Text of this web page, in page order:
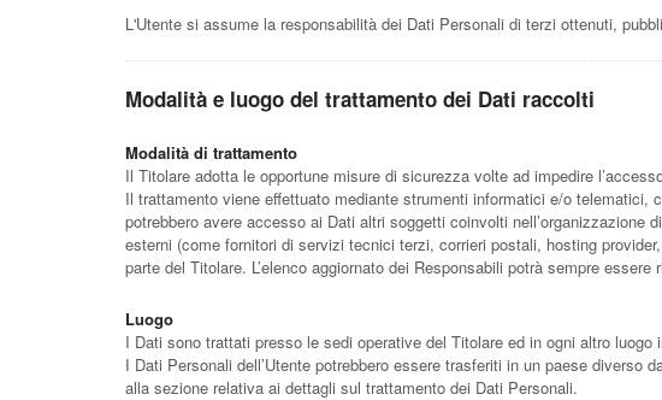
L'Utente si assume la responsabilità dei Dati Personali di terzi ottenuti,
Modalità e luogo del trattamento dei Dati raccolti
Modalità di trattamento
Il Titolare adotta le opportune misure di sicurezza volte ad impedire
Il trattamento viene effettuato mediante strumenti informatici e/o
potrebbero avere accesso ai Dati altri soggetti coinvolti
esterni (come fornitori di servizi tecnici terzi, corrieri postali, hosting
parte del Titolare. L’elenco aggiornato dei Responsabili potrà sempre
Luogo
I Dati sono trattati presso le sedi operative del Titolare ed in ogni altro
I Dati Personali dell’Utente potrebbero essere trasferiti in un paese diverso
alla sezione relativa ai dettagli sul trattamento dei Dati Personali.